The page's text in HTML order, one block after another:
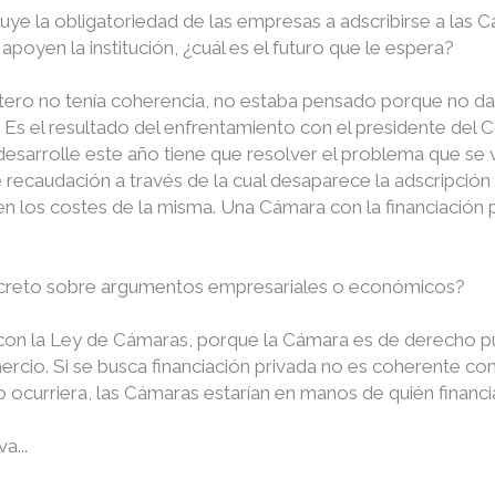
la obligatoriedad de las empresas a adscribirse a las
la institución, ¿cuál es el futuro que le espera?
no tenía coherencia, no estaba pensado porque no
el resultado del enfrentamiento con el presidente del
este año tiene que resolver el problema que
a través de la cual desaparece la
los costes de la misma. Una Cámara con la
sobre argumentos empresariales o económicos?
la Ley de Cámaras, porque la Cámara es de derecho
Si se busca financiación privada no es coherente
las Cámaras estarían en manos de quién